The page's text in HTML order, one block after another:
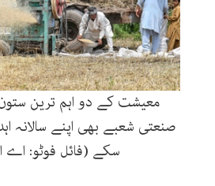
معیشت کے دو اہم ترین
صنعتی شعبے بھی اپنے سالانہ
سکے (فائل فوٹو: اے